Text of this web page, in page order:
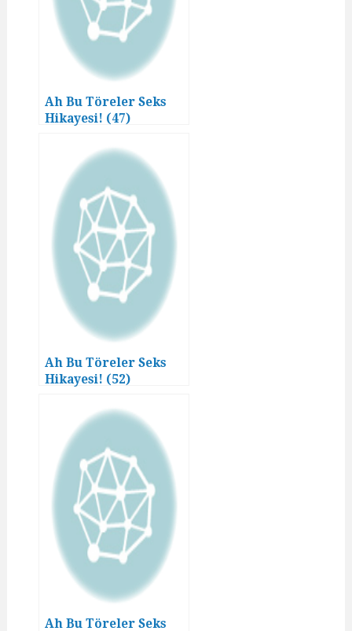
Ah Bu Töreler Seks
Hikayesi! (47)
Ah Bu Töreler Seks
Hikayesi! (52)
Ah Bu Töreler Seks